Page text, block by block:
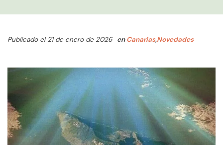
Publicado el 21 de enero de 2026 enCanarias,Novedades